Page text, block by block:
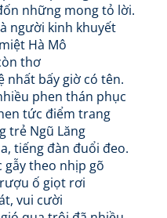
những mong tỏ lời.
người kinh khuyết
Hà Mô
thơ
nhất bấy giờ có tên.
phen thán phục
tức điểm trang
trẻ Ngũ Lăng
tiếng đàn đuổi đeo.
gẫy theo nhịp gõ
ố giọt rơi
vui cười